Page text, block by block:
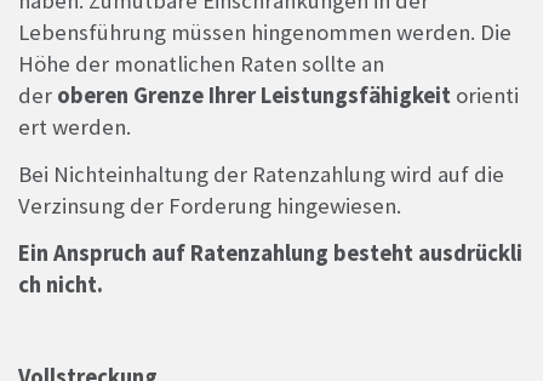
Lebensführung müssen hingenommen werden. Die
Höhe der monatlichen Raten sollte an
der oberen Grenze Ihrer Leistungsfähigkeit orienti
ert werden.
Bei Nichteinhaltung der Ratenzahlung wird auf die
Verzinsung der Forderung hingewiesen.
Ein Anspruch auf Ratenzahlung besteht ausdrückli
ch nicht.